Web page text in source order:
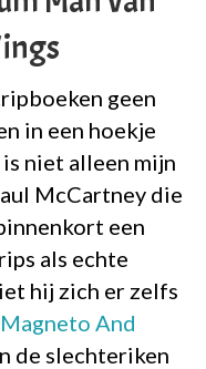
geen
in een hoekje
is niet alleen mijn
McCartney die
een
als echte
hij zich er zelfs
Magneto And
de slechteriken